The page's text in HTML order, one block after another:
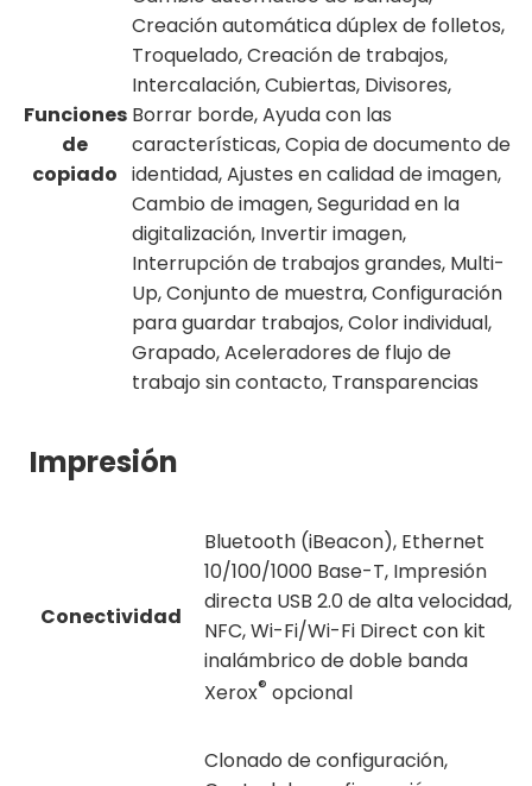
Funciones
de
copiado
Creación automática dúplex de folletos,
Troquelado, Creación de trabajos,
Intercalación, Cubiertas, Divisores,
Borrar borde, Ayuda con las
características, Copia de documento de
identidad, Ajustes en calidad de imagen,
Cambio de imagen, Seguridad en la
digitalización, Invertir imagen,
Interrupción de trabajos grandes, Multi-
Up, Conjunto de muestra, Configuración
para guardar trabajos, Color individual,
Grapado, Aceleradores de flujo de
trabajo sin contacto, Transparencias
Impresión
Conectividad
Bluetooth (iBeacon), Ethernet
10/100/1000 Base-T, Impresión
directa USB 2.0 de alta velocidad,
NFC, Wi-Fi/Wi-Fi Direct con kit
inalámbrico de doble banda
Xerox® opcional
Clonado de configuración,